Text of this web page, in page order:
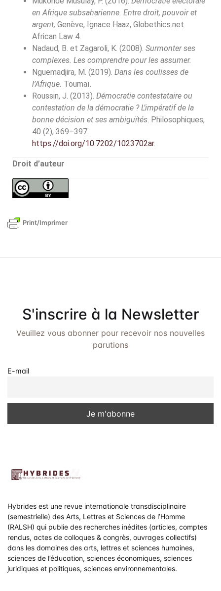
en Afrique subsaharienne. Entre droit, pouvoir et
argent, Genève, Ignace Haaz, Globethics.net
African Law 4.
Nadaud, B. et Zagaroli, K. (2008). Surmonter ses
complexes. Les comprendre pour les assumer.
Nguemadjira, M. (2019). Dans les coulisses de
l’Afrique. Toumaï.
Roussin, J. (2013). Démocratie contestataire ou
contestation de la démocratie ? L’impératif de la
bonne décision et ses ambiguïtés. Philosophiques,
40 (2), 369–397.
https://doi.org/10.7202/1023702ar.
Droit d’auteur
Print/Imprimer
S'inscrire à la Newsletter
Veuillez vous abonner pour recevoir nos nouvelles
parutions
E-mail
Hybrides est une revue internationale transdisciplinaire
(semestrielle) des Arts, Lettres et Sciences de l’Homme
(RALSH) qui publie des recherches inédites (articles, comptes
rendus, actes de colloques & congrès, ouvrages collectifs)
dans les domaines des arts, lettres et sciences humaines,
sciences de l’éducation, sciences économiques, sciences
juridiques et politiques, sciences environnementales.